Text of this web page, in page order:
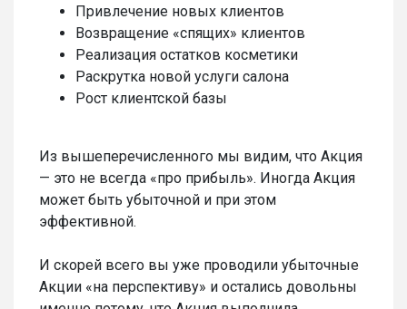
Привлечение новых клиентов
Возвращение «спящих» клиентов
Реализация остатков косметики
Раскрутка новой услуги салона
Рост клиентской базы
Из вышеперечисленного мы видим, что Акция
— это не всегда «про прибыль». Иногда Акция
может быть убыточной и при этом
эффективной.
И скорей всего вы уже проводили убыточные
Акции «на перспективу» и остались довольны